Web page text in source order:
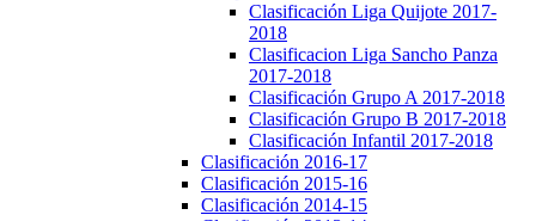
Clasificación Liga Quijote 2017-
2018
Clasificacion Liga Sancho Panza
2017-2018
Clasificación Grupo A 2017-2018
Clasificación Grupo B 2017-2018
Clasificación Infantil 2017-2018
Clasificación 2016-17
Clasificación 2015-16
Clasificación 2014-15